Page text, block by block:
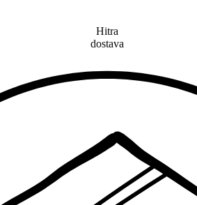
Hitra
dostava